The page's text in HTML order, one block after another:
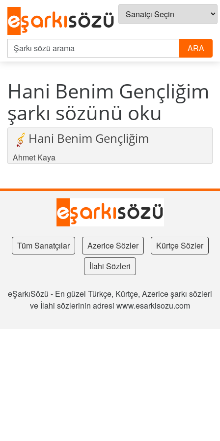
Hani Benim Gençliğim
şarkı sözünü oku
Hani Benim Gençliğim
Ahmet Kaya
Tüm Sanatçılar Azerice Sözler
Kürtçe Sözler
İlahi Sözleri
eŞarkıSözü - En güzel Türkçe, Kürtçe, Azerice şarkı sözleri
ve İlahi sözlerinin adresi www.esarkisozu.com